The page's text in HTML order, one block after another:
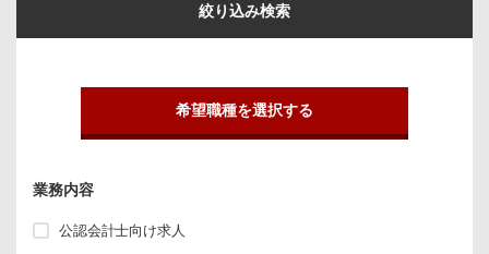
絞り込み検索
希望職種を選択する
業務内容
公認会計士向け求人